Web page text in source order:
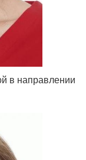
в направлении